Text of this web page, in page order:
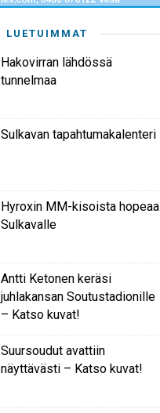
LUETUIMMAT
Hakovirran lähdössä
tunnelmaa
Sulkavan tapahtumakalenteri
Hyroxin MM-kisoista hopeaa
Sulkavalle
Antti Ketonen keräsi
juhlakansan Soutustadionille
– Katso kuvat!
Suursoudut avattiin
näyttävästi – Katso kuvat!